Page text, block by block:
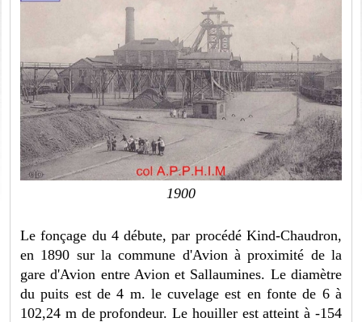
1900
Le fonçage du 4 débute, par procédé Kind-Chaudron,
en 1890 sur la commune d'Avion à proximité de la
gare d'Avion entre Avion et Sallaumines. Le diamètre
du puits est de 4 m. le cuvelage est en fonte de 6 à
102,24 m de profondeur. Le houiller est atteint à -154